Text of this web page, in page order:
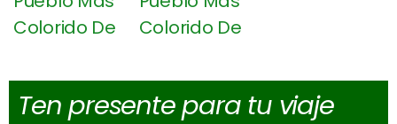
Ten presente para tu viaje